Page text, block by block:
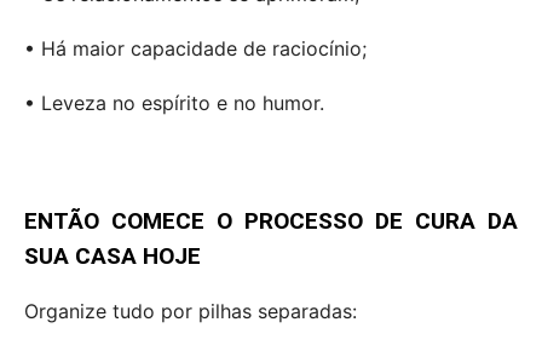
• Há maior capacidade de raciocínio;
• Leveza no espírito e no humor.
ENTÃO COMECE O PROCESSO DE CURA DA
SUA CASA HOJE
Organize tudo por pilhas separadas: